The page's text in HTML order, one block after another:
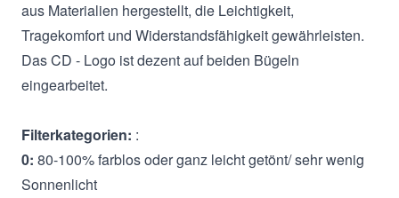
aus Materialien hergestellt, die Leichtigkeit,
Tragekomfort und Widerstandsfähigkeit gewährleisten.
Das CD - Logo ist dezent auf beiden Bügeln
eingearbeitet.
Filterkategorien: :
0: 80-100% farblos oder ganz leicht getönt/ sehr wenig
Sonnenlicht